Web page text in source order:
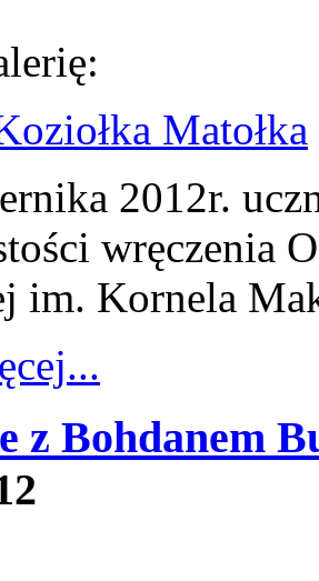
Matołka
2012r.
wręczenia
im. Kornela
z Bohdanem